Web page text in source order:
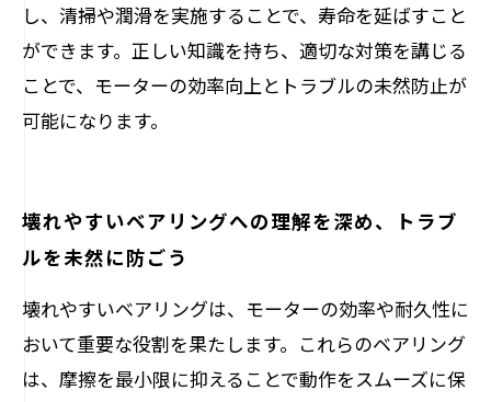
し、清掃や潤滑を実施することで、寿命を延ばすこと
ができます。正しい知識を持ち、適切な対策を講じる
ことで、モーターの効率向上とトラブルの未然防止が
可能になります。
壊れやすいベアリングへの理解を深め、トラブ
ルを未然に防ごう
壊れやすいベアリングは、モーターの効率や耐久性に
おいて重要な役割を果たします。これらのベアリング
は、摩擦を最小限に抑えることで動作をスムーズに保